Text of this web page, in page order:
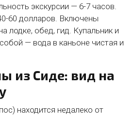
экскурсии — 6-7 часов.
60 долларов. Включены
лодке, обед, гид. Купальник и
— вода в каньоне чистая и
из Сиде: вид на
находится недалеко от